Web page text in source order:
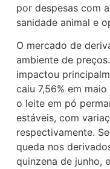
por despesas com
sanidade animal e
O mercado de
ambiente de
impactou
caiu 7,56% em
o leite em pó
estáveis, com
respectivamente.
queda nos
quinzena de junho,